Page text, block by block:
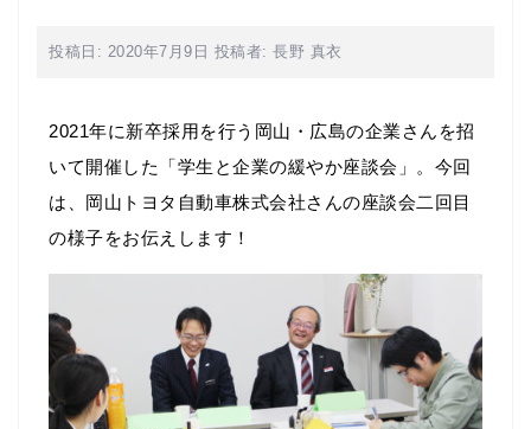
投稿日: 2020年7月9日 投稿者: 長野 真衣
2021年に新卒採用を行う岡山・広島の企業さんを招
いて開催した「学生と企業の緩やか座談会」。今回
は、岡山トヨタ自動車株式会社さんの座談会二回目
の様子をお伝えします！